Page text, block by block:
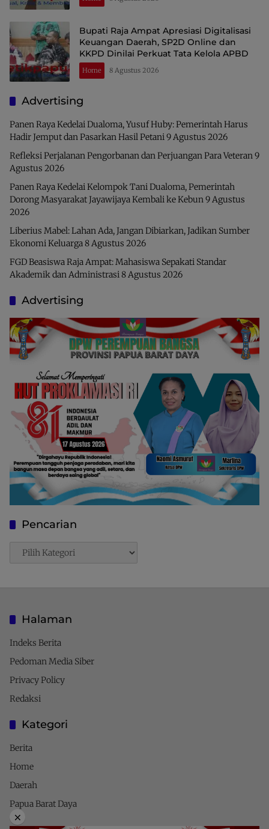
Bupati Raja Ampat Apresiasi Digitalisasi
Keuangan Daerah, SP2D Online dan
KKPD Dinilai Perkuat Tata Kelola APBD
Home 8 Agustus 2026
Advertising
Panen Raya Kedelai Dualoma, Yusuf Huby: Pemerintah Harus
Hadir Jemput dan Pasarkan Hasil Petani9 Agustus 2026
Refleksi Perjalanan Pengorbanan dan Perjuangan Para Veteran9
Agustus 2026
Panen Raya Kedelai Kelompok Tani Dualoma, Pemerintah
Dorong Masyarakat Jayawijaya Kembali ke Kebun9 Agustus
2026
Liberius Mabel: Lahan Ada, Jangan Dibiarkan, Jadikan Sumber
Ekonomi Keluarga8 Agustus 2026
FGD Beasiswa Raja Ampat: Mahasiswa Sepakati Standar
Akademik dan Administrasi8 Agustus 2026
Advertising
Pencarian
Pencarian
Halaman
Indeks Berita
Pedoman Media Siber
Privacy Policy
Redaksi
Kategori
Berita
Home
Daerah
Papua Barat Daya
×